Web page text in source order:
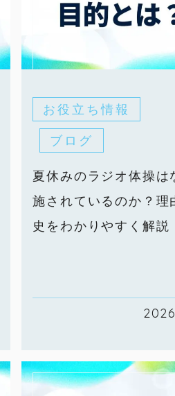
お役立ち情報
ブログ
夏休みのラジオ体操は
施されているのか？理
史をわかりやすく解説